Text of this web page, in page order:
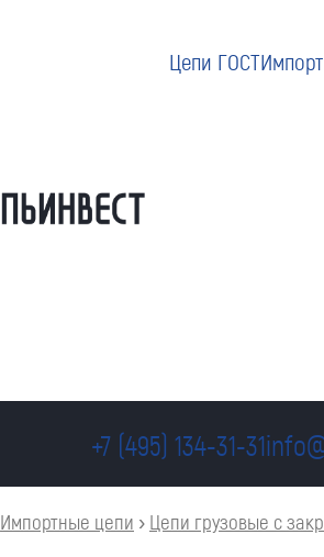
Цепи ГОСТ
+7 (495) 134-31-31
Импортные цепи › Цепи грузовые с